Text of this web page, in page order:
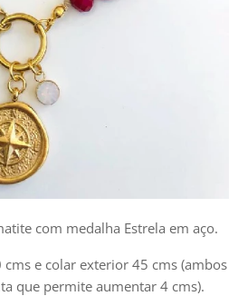
com medalha Estrela em aço.
e colar exterior 45 cms (ambos
que permite aumentar 4 cms).